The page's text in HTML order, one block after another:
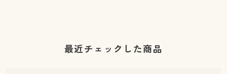
最近チェックした商品